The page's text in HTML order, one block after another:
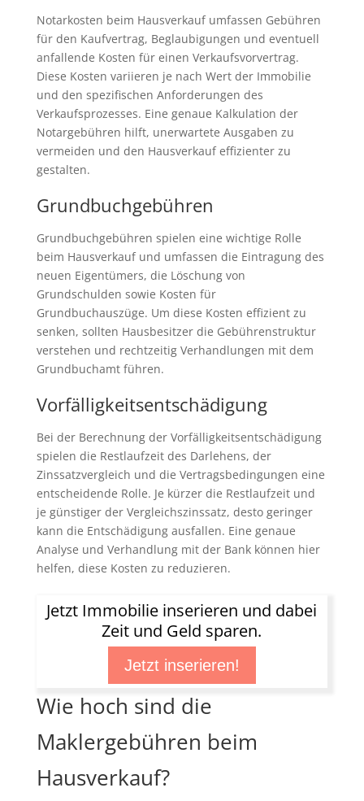
Notarkosten beim Hausverkauf umfassen Gebühren
für den Kaufvertrag, Beglaubigungen und eventuell
anfallende Kosten für einen Verkaufsvorvertrag.
Diese Kosten variieren je nach Wert der Immobilie
und den spezifischen Anforderungen des
Verkaufsprozesses. Eine genaue Kalkulation der
Notargebühren hilft, unerwartete Ausgaben zu
vermeiden und den Hausverkauf effizienter zu
gestalten.
Grundbuchgebühren
Grundbuchgebühren spielen eine wichtige Rolle
beim Hausverkauf und umfassen die Eintragung des
neuen Eigentümers, die Löschung von
Grundschulden sowie Kosten für
Grundbuchauszüge. Um diese Kosten effizient zu
senken, sollten Hausbesitzer die Gebührenstruktur
verstehen und rechtzeitig Verhandlungen mit dem
Grundbuchamt führen.
Vorfälligkeitsentschädigung
Bei der Berechnung der Vorfälligkeitsentschädigung
spielen die Restlaufzeit des Darlehens, der
Zinssatzvergleich und die Vertragsbedingungen eine
entscheidende Rolle. Je kürzer die Restlaufzeit und
je günstiger der Vergleichszinssatz, desto geringer
kann die Entschädigung ausfallen. Eine genaue
Analyse und Verhandlung mit der Bank können hier
helfen, diese Kosten zu reduzieren.
Jetzt Immobilie inserieren und dabei
Zeit und Geld sparen.
Jetzt inserieren!
Wie hoch sind die
Maklergebühren beim
Hausverkauf?